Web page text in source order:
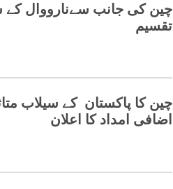
چین کی جانب سےنارووال کے
تقسیم
اضافی امداد کا اعلان